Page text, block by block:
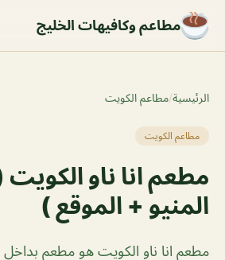
مطاعم وكافيهات الخليج
الرئيسية/مطاعم الكويت
مطاعم الكويت
مطعم انا ناو الكويت
المنيو + الموقع )
مطعم انا ناو الكويت هو مطعم